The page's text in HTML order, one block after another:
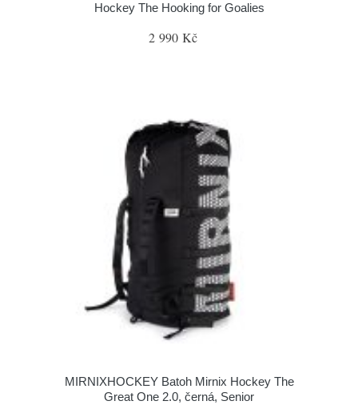
Hockey The Hooking for Goalies
2 990 Kč
MIRNIXHOCKEY Batoh Mirnix Hockey The
Great One 2.0, černá, Senior